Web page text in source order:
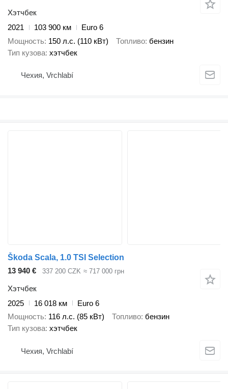
Хэтчбек
2021
103 900 км
Euro 6
Мощность 150 л.с. (110 кВт) Топливо бензин
Тип кузова хэтчбек
Чехия, Vrchlabí
Škoda Scala, 1.0 TSI Selection
13 940 €
337 200 CZK ≈ 717 000 грн
Хэтчбек
2025
16 018 км
Euro 6
Мощность 116 л.с. (85 кВт) Топливо бензин
Тип кузова хэтчбек
Чехия, Vrchlabí